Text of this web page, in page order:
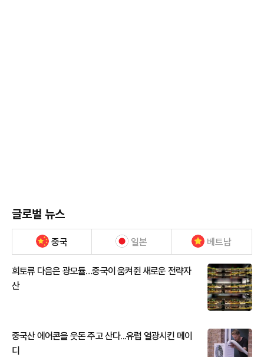
글로벌 뉴스
중국 일본 베트남
희토류 다음은 광모듈…중국이 움켜쥔 새로운 전략자
산
중국산 에어콘을 웃돈 주고 산다...유럽 열광시킨 메이
디